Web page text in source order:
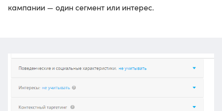
кампании — один сегмент или интерес.